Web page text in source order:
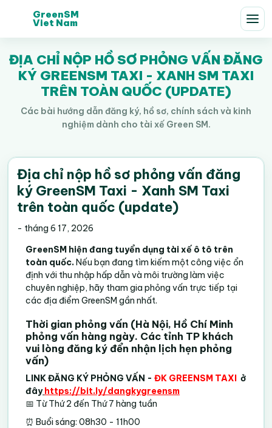
GreenSM
Viet Nam
ĐỊA CHỈ NỘP HỒ SƠ PHỎNG VẤN ĐĂNG
KÝ GREENSM TAXI - XANH SM TAXI
TRÊN TOÀN QUỐC (UPDATE)
Các bài hướng dẫn đăng ký, hồ sơ, chính sách và kinh
nghiệm dành cho tài xế Green SM.
Địa chỉ nộp hồ sơ phỏng vấn đăng
ký GreenSM Taxi - Xanh SM Taxi
trên toàn quốc (update)
- tháng 6 17, 2026
GreenSM hiện đang tuyển dụng tài xế ô tô trên
toàn quốc.Nếu bạn đang tìm kiếm một công việc ổn
định với thu nhập hấp dẫn và môi trường làm việc
chuyên nghiệp, hãy tham gia phỏng vấn trực tiếp tại
các địa điểm GreenSM gần nhất.
Thời gian phỏng vấn (Hà Nội, Hồ Chí Minh
phỏng vấn hàng ngày. Các tỉnh TP khách
vui lòng đăng ký đển nhận lịch hẹn phỏng
vấn)
LINK ĐĂNG KÝ PHỎNG VẤN - ĐK GREENSM TAXI ở
đây https://bit.ly/dangkygreensm
📅 Từ Thứ 2 đến Thứ 7 hàng tuần
⏰ Buổi sáng: 08h30 - 11h00